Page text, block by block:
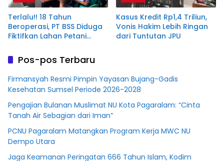
Terlalu!! 18 Tahun
Beroperasi, PT BSS Diduga
Fiktifkan Lahan Petani
Kasus Kredit Rp1,4 Triliun,
Vonis Hakim Lebih Ringan
dari Tuntutan JPU
Pos-pos Terbaru
Firmansyah Resmi Pimpin Yayasan Bujang-Gadis
Kesehatan Sumsel Periode 2026-2028
Pengajian Bulanan Muslimat NU Kota Pagaralam: “Cinta
Tanah Air Sebagian dari Iman”
PCNU Pagaralam Matangkan Program Kerja MWC NU
Dempo Utara
Jaga Keamanan Peringatan 666 Tahun Islam, Kodim